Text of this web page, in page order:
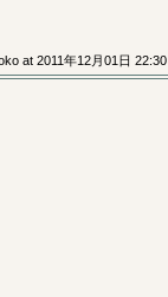
at 2011年12月01日 22:30